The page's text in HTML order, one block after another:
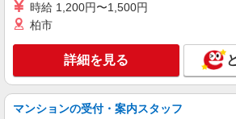
派遣社員
株式会社シエロ
携帯販売スタッフ【
時給1400円〜1450円
残業代支給 ★交通費別途支
万円支給(規定有) お友達を紹介頂くと, インセンテ
沖縄県那覇市の家電量
時給 1,200円〜1,500円
柏市
詳細を見る
マンションの受付・案内スタッフ